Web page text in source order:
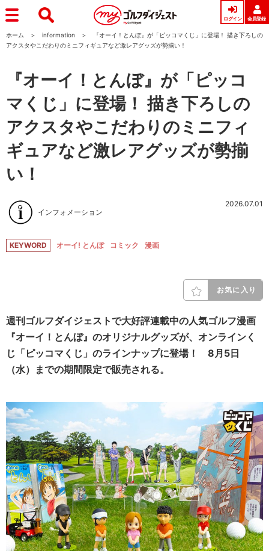
ログイン 会員登録
ホーム information
『オーイ！とんぼ』が「ピッコマくじ」に登場！ 描き下ろしの
アクスタやこだわりのミニフィギュアなど激レアグッズが勢揃い！
『オーイ！とんぼ』が「ピッコ
マくじ」に登場！ 描き下ろしの
アクスタやこだわりのミニフィ
ギュアなど激レアグッズが勢揃
い！
インフォメーション
2026.07.01
KEYWORD オーイ! とんぼ コミック 漫画
お気に入り
週刊ゴルフダイジェストで大好評連載中の人気ゴルフ漫画
『オーイ！とんぼ』のオリジナルグッズが、オンラインく
じ「ピッコマくじ」のラインナップに登場！ 8月5日
（水）までの期間限定で販売される。